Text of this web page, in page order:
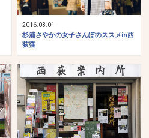
2016.03.01
杉浦さやかの女子さんぽのススメin西
荻窪